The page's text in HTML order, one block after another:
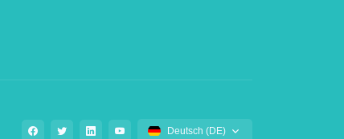
Deutsch (DE)